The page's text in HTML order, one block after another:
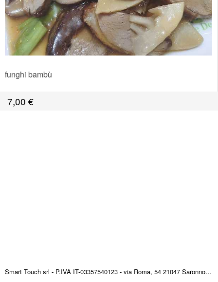
funghi bambù
7,00 €
Smart Touch srl - P.IVA IT-03357540123 - via Roma, 54 21047 Saronno (VA) ITALY